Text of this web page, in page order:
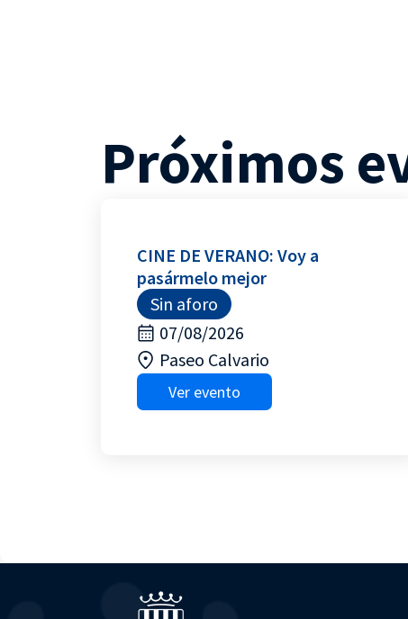
Próximos
CINE DE VERANO: Voy a
pasármelo mejor
Sin aforo
07/08/2026
Paseo Calvario
Ver evento